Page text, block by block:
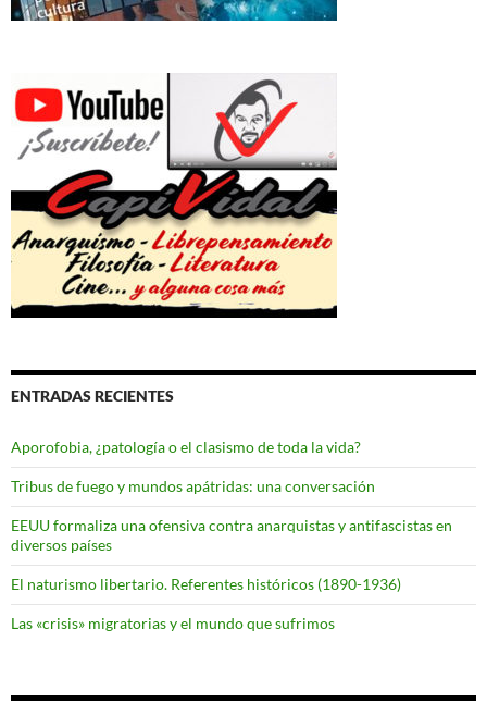
ENTRADAS RECIENTES
Aporofobia, ¿patología o el clasismo de toda la vida?
Tribus de fuego y mundos apátridas: una conversación
EEUU formaliza una ofensiva contra anarquistas y antifascistas en
diversos países
El naturismo libertario. Referentes históricos (1890-1936)
Las «crisis» migratorias y el mundo que sufrimos